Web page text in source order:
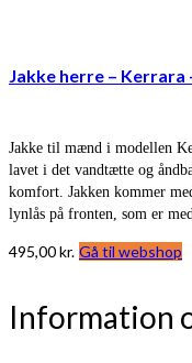
Jakke herre – Kerrara
Jakke til mænd i modellen
lavet i det vandtætte og
komfort. Jakken kommer
lynlås på fronten, som er
495,00kr. Gå til webshop
Information